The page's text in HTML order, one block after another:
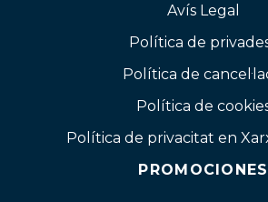
Avís Legal
Política de
Política de
Política de
Política de privacitat en
PROMOCIONES